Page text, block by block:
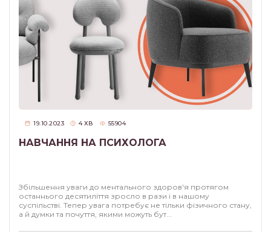
19.10.2023 4ХВ 55904
НАВЧАННЯ НА ПСИХОЛОГА
Збільшення уваги до ментального здоров'я протягом
останнього десятиліття зросло в рази і в нашому
суспільстві. Тепер увага потребує не тільки фізичного стану,
а й думки та почуття, якими можуть бут...
КРИЗИ І ТРАВМИ
ЛІТЕРАТУРА